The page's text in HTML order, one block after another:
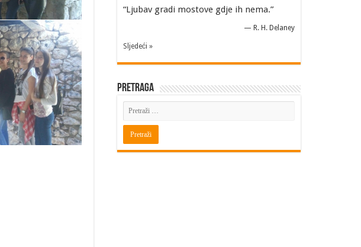
“Ljubav gradi mostove gdje ih nema.”
— R. H. Delaney
Sljedeći »
Pretraga